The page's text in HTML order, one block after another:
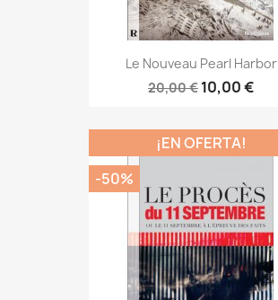
Le Nouveau Pearl Harbor
20,00 € 10,00 €
¡EN OFERTA!
-50%